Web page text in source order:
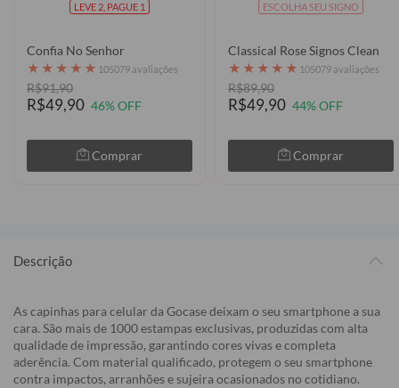
LEVE 2, PAGUE 1
Confia No Senhor
★ ★ ★ ★ ★ 105079 avaliações
R$91,90
R$49,90 46% OFF
Comprar
ESCOLHA SEU SIGNO
Classical Rose Signos Clean
★ ★ ★ ★ ★ 105079 avaliações
R$89,90
R$49,90 44% OFF
Comprar
Descrição
As capinhas para celular da Gocase deixam o seu smartphone a sua
cara. São mais de 1000 estampas exclusivas, produzidas com alta
qualidade de impressão, garantindo cores vivas e completa
aderência. Com material qualificado, protegem o seu smartphone
contra impactos, arranhões e sujeira ocasionados no cotidiano.